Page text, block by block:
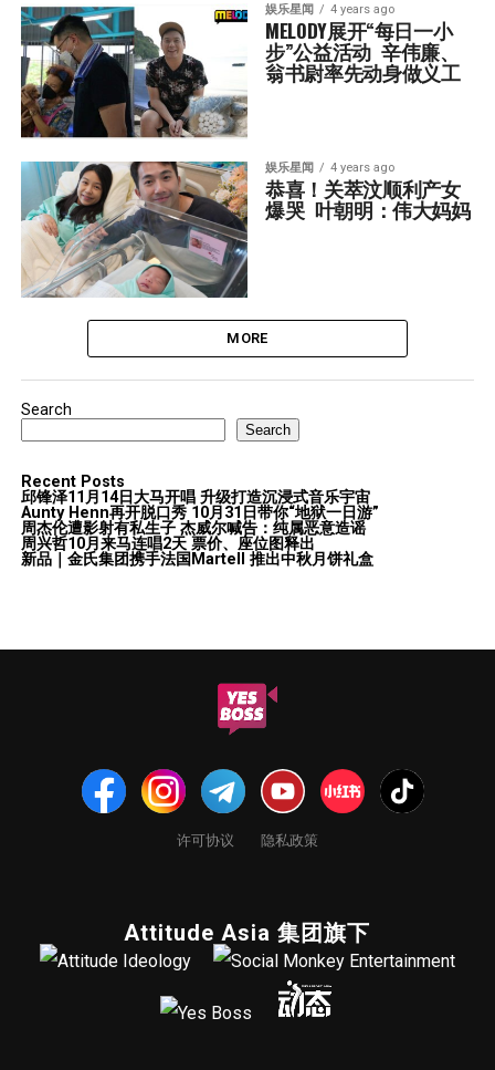
娱乐星闻 4 years ago
MELODY展开“每日一小
步”公益活动  辛伟廉、
翁书尉率先动身做义工
娱乐星闻 4 years ago
恭喜！关萃汶顺利产女
爆哭  叶朝明：伟大妈妈
MORE
Search
Search
Recent Posts
邱锋泽11月14日大马开唱 升级打造沉浸式音乐宇宙
Aunty Henn再开脱口秀 10月31日带你“地狱一日游”
周杰伦遭影射有私生子 杰威尔喊告：纯属恶意造谣
周兴哲10月来马连唱2天 票价、座位图释出
新品｜金氏集团携手法国Martell 推出中秋月饼礼盒
许可协议 隐私政策
Attitude Asia 集团旗下